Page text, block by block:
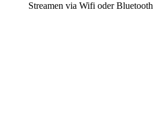
Streamen via Wifi oder Bluetooth